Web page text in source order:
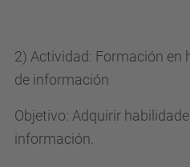
2) Actividad: Formación en
de información
Objetivo: Adquirir
información.